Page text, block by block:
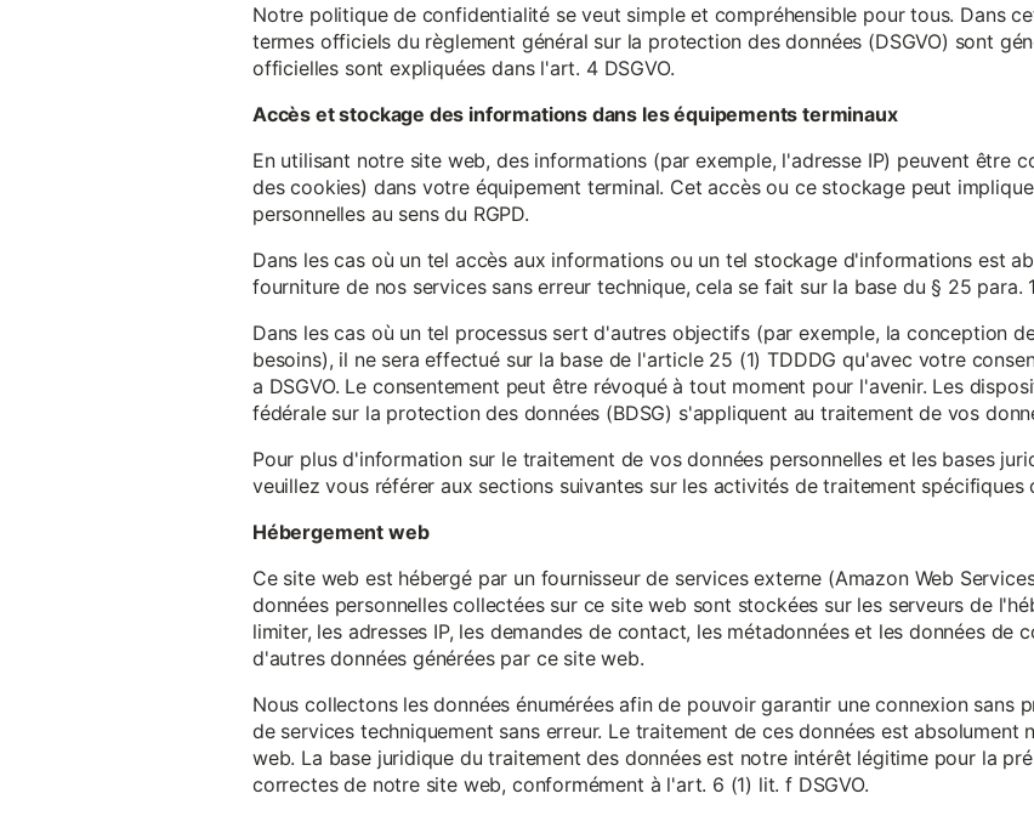
Notre politique de confidentialité se veut simple et compréhensible pour tous. Dans
termes officiels du règlement général sur la protection des données (DSGVO) sont
officielles sont expliquées dans l'art. 4 DSGVO.
Accès et stockage des informations dans les équipements terminaux
En utilisant notre site web, des informations (par exemple, l'adresse IP) peuvent être
des cookies) dans votre équipement terminal. Cet accès ou ce stockage peut
personnelles au sens du RGPD.
Dans les cas où un tel accès aux informations ou un tel stockage d'informations est
fourniture de nos services sans erreur technique, cela se fait sur la base du § 25 para.
Dans les cas où un tel processus sert d'autres objectifs (par exemple, la conception
besoins), il ne sera effectué sur la base de l'article 25 (1) TDDDG qu'avec votre
a DSGVO. Le consentement peut être révoqué à tout moment pour l'avenir. Les
fédérale sur la protection des données (BDSG) s'appliquent au traitement de vos
Pour plus d'information sur le traitement de vos données personnelles et les bases
veuillez vous référer aux sections suivantes sur les activités de traitement spécifiques
Hébergement web
Ce site web est hébergé par un fournisseur de services externe (Amazon Web
données personnelles collectées sur ce site web sont stockées sur les serveurs de
limiter, les adresses IP, les demandes de contact, les métadonnées et les données de
d'autres données générées par ce site web.
Nous collectons les données énumérées afin de pouvoir garantir une connexion sans
de services techniquement sans erreur. Le traitement de ces données est absolument
web. La base juridique du traitement des données est notre intérêt légitime pour la
correctes de notre site web, conformément à l'art. 6 (1) lit. f DSGVO.